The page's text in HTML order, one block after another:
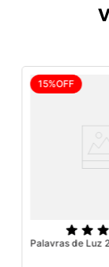
15%OFF
Palavras de Luz